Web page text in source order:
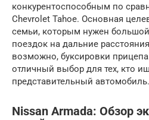
конкурентоспособным по
Chevrolet Tahoe. Основная
семьи, которым нужен
поездок на дальние
возможно, буксировки
отличный выбор для тех, кто
представительный автомобиль.
Nissan Armada: Обзор